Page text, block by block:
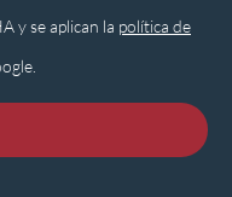
y se aplican la política de